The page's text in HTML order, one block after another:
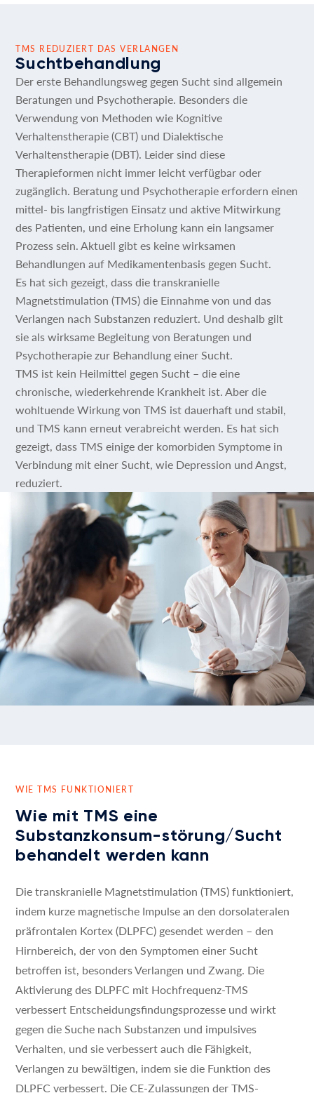
TMS REDUZIERT DAS VERLANGEN
Suchtbehandlung
Der erste Behandlungsweg gegen Sucht sind allgemein
Beratungen und Psychotherapie. Besonders die
Verwendung von Methoden wie Kognitive
Verhaltenstherapie (CBT) und Dialektische
Verhaltenstherapie (DBT). Leider sind diese
Therapieformen nicht immer leicht verfügbar oder
zugänglich. Beratung und Psychotherapie erfordern einen
mittel- bis langfristigen Einsatz und aktive Mitwirkung
des Patienten, und eine Erholung kann ein langsamer
Prozess sein. Aktuell gibt es keine wirksamen
Behandlungen auf Medikamentenbasis gegen Sucht.
Es hat sich gezeigt, dass die transkranielle
Magnetstimulation (TMS) die Einnahme von und das
Verlangen nach Substanzen reduziert. Und deshalb gilt
sie als wirksame Begleitung von Beratungen und
Psychotherapie zur Behandlung einer Sucht.
TMS ist kein Heilmittel gegen Sucht – die eine
chronische, wiederkehrende Krankheit ist. Aber die
wohltuende Wirkung von TMS ist dauerhaft und stabil,
und TMS kann erneut verabreicht werden. Es hat sich
gezeigt, dass TMS einige der komorbiden Symptome in
Verbindung mit einer Sucht, wie Depression und Angst,
reduziert.
WIE TMS FUNKTIONIERT
Wie mit TMS eine
Substanzkonsum-störung/Sucht
behandelt werden kann
Die transkranielle Magnetstimulation (TMS) funktioniert,
indem kurze magnetische Impulse an den dorsolateralen
präfrontalen Kortex (DLPFC) gesendet werden – den
Hirnbereich, der von den Symptomen einer Sucht
betroffen ist, besonders Verlangen und Zwang. Die
Aktivierung des DLPFC mit Hochfrequenz-TMS
verbessert Entscheidungsfindungsprozesse und wirkt
gegen die Suche nach Substanzen und impulsives
Verhalten, und sie verbessert auch die Fähigkeit,
Verlangen zu bewältigen, indem sie die Funktion des
DLPFC verbessert. Die CE-Zulassungen der TMS-